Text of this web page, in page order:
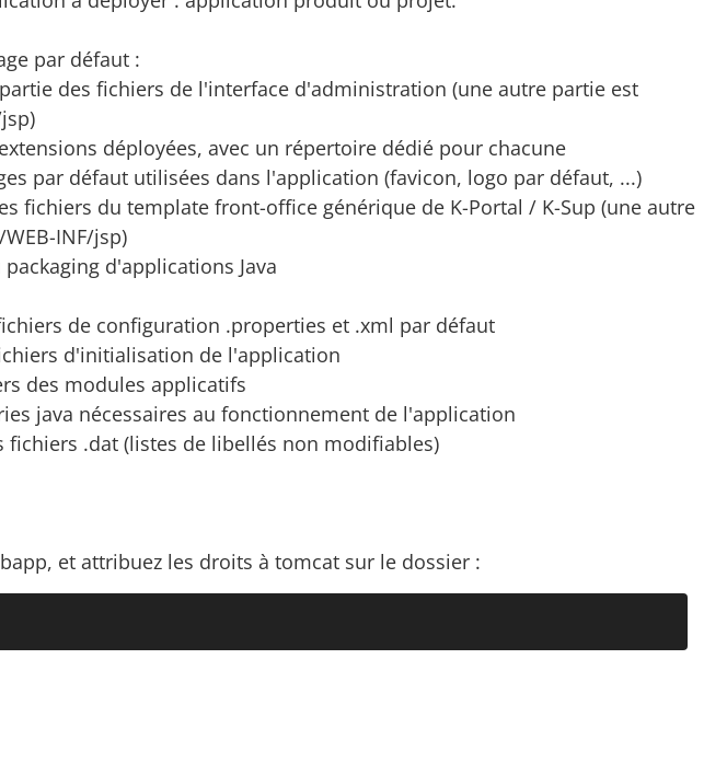
par défaut :
des fichiers de l'interface d'administration (une autre partie est
déployées, avec un répertoire dédié pour chacune
par défaut utilisées dans l'application (favicon, logo par défaut, ...)
fichiers du template front-office générique de K-Portal / K-Sup (une autre
INF/jsp)
d'applications Java
de configuration .properties et .xml par défaut
d'initialisation de l'application
des modules applicatifs
java nécessaires au fonctionnement de l'application
fichiers .dat (listes de libellés non modifiables)
et attribuez les droits à tomcat sur le dossier :